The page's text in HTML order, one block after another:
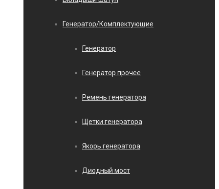
Генератор/Комплектующие
Генератор
Генератор прочее
Ремень генератора
Щетки генератора
Якорь генератора
Диодный мост